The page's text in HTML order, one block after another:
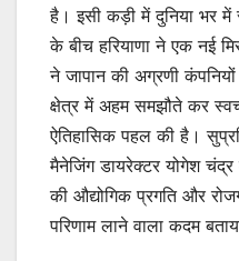
है। इसी कड़ी में दुनिया भर
के बीच हरियाणा ने एक नई
ने जापान की अग्रणी
क्षेत्र में अहम समझौते कर
ऐतिहासिक पहल की है।
मैनेजिंग डायरेक्टर योगेश
की औद्योगिक प्रगति और
परिणाम लाने वाला कदम